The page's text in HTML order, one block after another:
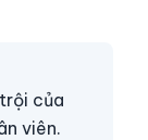
của
viên.